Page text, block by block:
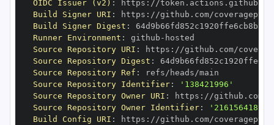
OIDC Issuer (v2) : https :
Build Signer URI : https :
Build Signer Digest :
Runner Environment : github -
Source Repository URI : https :
Source Repository Digest :
Source Repository Ref :
Source Repository Identifier:
'138421996'
Source Repository Owner URI : https :
Source Repository Owner Identifier:
'216156418'
Build Config URI : https :